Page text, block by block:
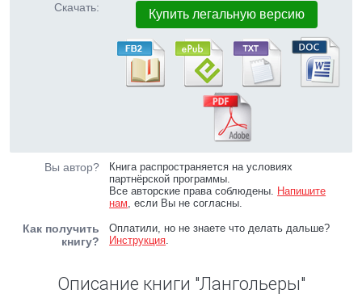
Скачать: Купить легальную версию
Вы автор?
Книга распространяется на условиях
партнёрской программы.
Все авторские права соблюдены. Напишите
нам, если Вы не согласны.
Как получить
книгу?
Оплатили, но не знаете что делать дальше?
Инструкция.
Описание книги "Лангольеры"